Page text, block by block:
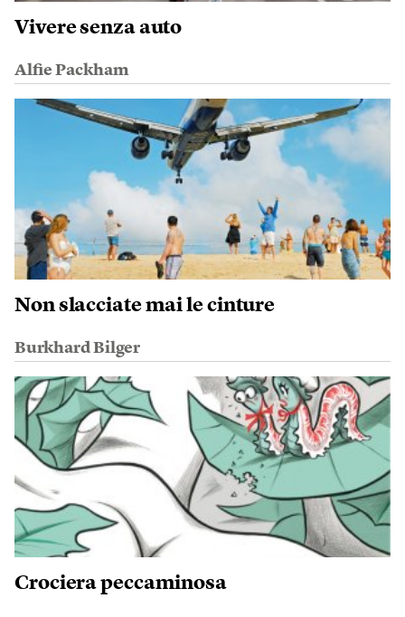
Vivere senza auto
Alfie Packham
Non slacciate mai le cinture
Burkhard Bilger
Crociera peccaminosa